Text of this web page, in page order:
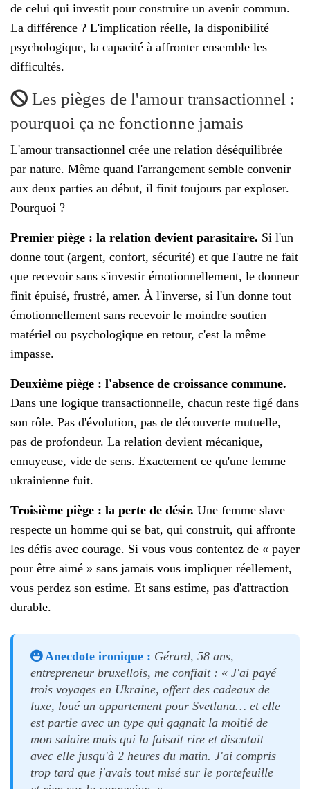
de celui qui investit pour construire un avenir commun.
La différence ? L'implication réelle, la disponibilité
psychologique, la capacité à affronter ensemble les
difficultés.
Les pièges de l'amour transactionnel :
pourquoi ça ne fonctionne jamais
L'amour transactionnel crée une relation déséquilibrée
par nature. Même quand l'arrangement semble convenir
aux deux parties au début, il finit toujours par exploser.
Pourquoi ?
Premier piège : la relation devient parasitaire. Si l'un
donne tout (argent, confort, sécurité) et que l'autre ne fait
que recevoir sans s'investir émotionnellement, le donneur
finit épuisé, frustré, amer. À l'inverse, si l'un donne tout
émotionnellement sans recevoir le moindre soutien
matériel ou psychologique en retour, c'est la même
impasse.
Deuxième piège : l'absence de croissance commune.
Dans une logique transactionnelle, chacun reste figé dans
son rôle. Pas d'évolution, pas de découverte mutuelle,
pas de profondeur. La relation devient mécanique,
ennuyeuse, vide de sens. Exactement ce qu'une femme
ukrainienne fuit.
Troisième piège : la perte de désir. Une femme slave
respecte un homme qui se bat, qui construit, qui affronte
les défis avec courage. Si vous vous contentez de « payer
pour être aimé » sans jamais vous impliquer réellement,
vous perdez son estime. Et sans estime, pas d'attraction
durable.
Anecdote ironique : Gérard, 58 ans,
entrepreneur bruxellois, me confiait : « J'ai payé
trois voyages en Ukraine, offert des cadeaux de
luxe, loué un appartement pour Svetlana… et elle
est partie avec un type qui gagnait la moitié de
mon salaire mais qui la faisait rire et discutait
avec elle jusqu'à 2 heures du matin. J'ai compris
trop tard que j'avais tout misé sur le portefeuille